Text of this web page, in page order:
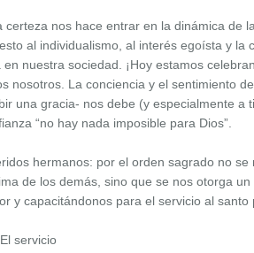
certeza nos hace entrar en la dinámica de
al individualismo, al interés egoísta y la
en nuestra sociedad. ¡Hoy estamos
nosotros. La conciencia y el sentimiento
una gracia- nos debe (y especialmente
“no hay nada imposible para Dios”.
hermanos: por el orden sagrado no
de los demás, sino que se nos otorga
y capacitándonos para el servicio al santo
servicio